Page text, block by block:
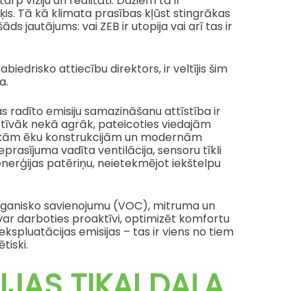
Tā kā klimata prasības kļūst stingrākas
jautājums: vai ZEB ir utopija vai arī tas ir
attiecību direktors, ir veltījis šim
radīto emisiju samazināšanu attīstība ir
nekā agrāk, pateicoties viedajām
ēku konstrukcijām un modernām
vadīta ventilācija, sensoru tīkli
patēriņu, neietekmējot iekštelpu
savienojumu (VOC), mitruma un
darboties proaktīvi, optimizēt komfortu
emisijas – tas ir viens no tiem